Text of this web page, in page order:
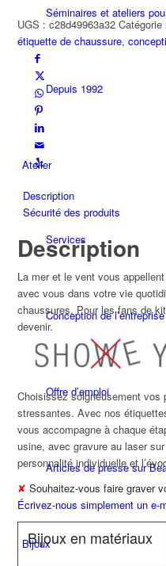
Séminaires et ateliers
Depuis 1992
Atelier
Services
Conception de l’entreprise
Offre d’emploi
Articles de presse sur
Bijoux
chaussure
KITE
argent
acier
inoxydable
UGS :c28d49963a32
étiquette de chaussure,
Description
Sécurité des produits
Description
La mer et le vent vous
avec vous dans votre vie
chaussures. Pour les fans de
devenir.
Choisissez soigneusement
stressantes. Avec nos
vous accompagne à chaque
usine, avec gravure au laser
personnalité individuelle et
✘ Souhaitez-vous faire graver
Écrivez-nous simplement un e-
Bijoux en matériaux